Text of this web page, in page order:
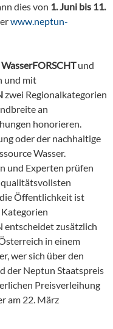
dies von 1. Juni bis 11.
www.neptun-
und
und mit
zwei Regionalkategorien
an
honorieren.
oder der nachhaltige
Wasser.
und Experten prüfen
qualitätsvollsten
Öffentlichkeit ist
entscheidet zusätzlich
in einem
wer sich über den
der Neptun Staatspreis
Preisverleihung
am 22. März